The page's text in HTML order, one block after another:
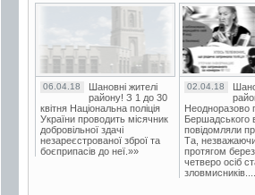
06.04.18
Шановні жителі
району! З 1 до 30
квітня Національна поліція
України проводить місячник
добровільної здачі
незареєстрованої зброї та
боєприпасів до неї.»»
02.04.18
Неодноразово
Бершадського
повідомляли
Та,
протягом
четверо осіб